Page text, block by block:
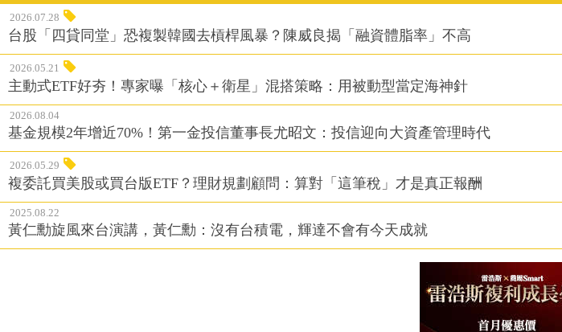
2026.07.28
台股「四貸同堂」恐複製韓國去槓桿風暴？陳威良揭「融資體脂率」不高
2026.05.21
主動式ETF好夯！專家曝「核心＋衛星」混搭策略：用被動型當定海神針
2026.08.04
基金規模2年增近70%！第一金投信董事長尤昭文：投信迎向大資產管理時代
2026.05.29
複委託買美股或買台版ETF？理財規劃顧問：算對「這筆稅」才是真正報酬
2025.08.22
黃仁勳旋風來台演講，黃仁勳：沒有台積電，輝達不會有今天成就